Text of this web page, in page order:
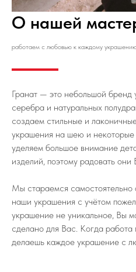
О нашей
работаем с любовью к каждому
Гранат — это небольшой бренд
серебра и натуральных
создаем стильные и
украшения на шею и
уделяем большое внимание
изделий, поэтому радовать они
Мы стараемся
наши украшения с учётом
украшение не уникальное, Вы
сделано для Вас. Когда работа
делаешь каждое украшение с